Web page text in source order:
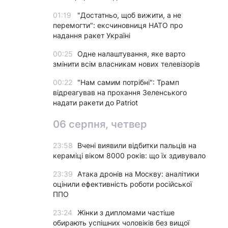
01:19
"Достатньо, щоб вижити, а не
перемогти": ексчиновниця НАТО про
надання ракет Україні
00:25 Одне налаштування, яке варто
змінити всім власникам нових телевізорів
00:22
"Нам самим потрібні": Трамп
відреагував на прохання Зеленського
надати ракети до Patriot
06 серпня, четвер
23:58
Вчені виявили відбитки пальців на
кераміці віком 8000 років: що їх здивувало
23:39
Атака дронів на Москву: аналітики
оцінили ефективність роботи російської
ППО
23:24
Жінки з дипломами частіше
обирають успішних чоловіків без вищої